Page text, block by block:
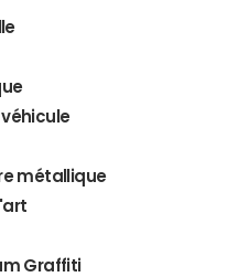
métallique
Graffiti